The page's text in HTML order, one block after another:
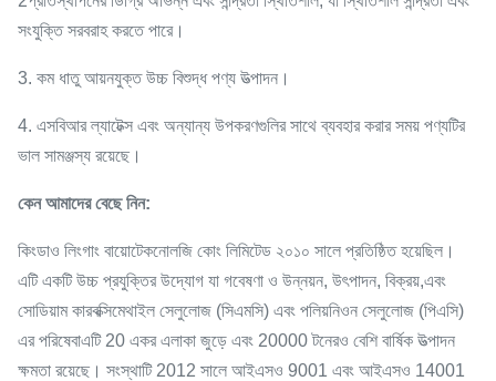
সংযুক্তি সরবরাহ করতে পারে।
3. কম ধাতু আয়নযুক্ত উচ্চ বিশুদ্ধ পণ্য উত্পাদন।
4. এসবিআর ল্যাটেক্স এবং অন্যান্য উপকরণগুলির সাথে ব্যবহার করার সময় পণ্যটির
ভাল সামঞ্জস্য রয়েছে।
কেন আমাদের বেছে নিন:
কিংডাও লিংগাং বায়োটেকনোলজি কোং লিমিটেড ২০১০ সালে প্রতিষ্ঠিত হয়েছিল।
এটি একটি উচ্চ প্রযুক্তির উদ্যোগ যা গবেষণা ও উন্নয়ন, উৎপাদন, বিক্রয়,এবং
সোডিয়াম কারবক্সিমেথাইল সেলুলোজ (সিএমসি) এবং পলিয়নিওন সেলুলোজ (পিএসি)
এর পরিষেবাএটি 20 একর এলাকা জুড়ে এবং 20000 টনেরও বেশি বার্ষিক উত্পাদন
ক্ষমতা রয়েছে। সংস্থাটি 2012 সালে আইএসও 9001 এবং আইএসও 14001